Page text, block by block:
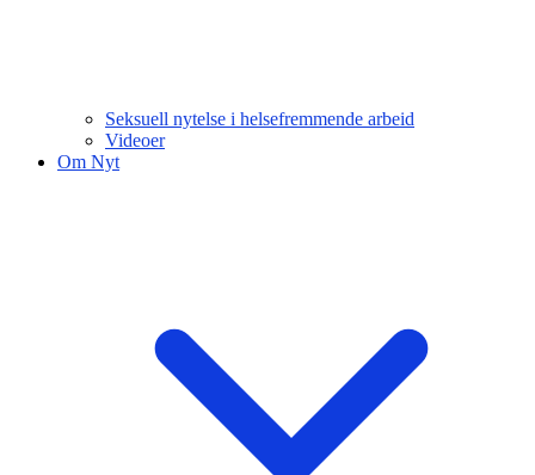
Seksuell nytelse i helsefremmende arbeid
Videoer
Om Nyt